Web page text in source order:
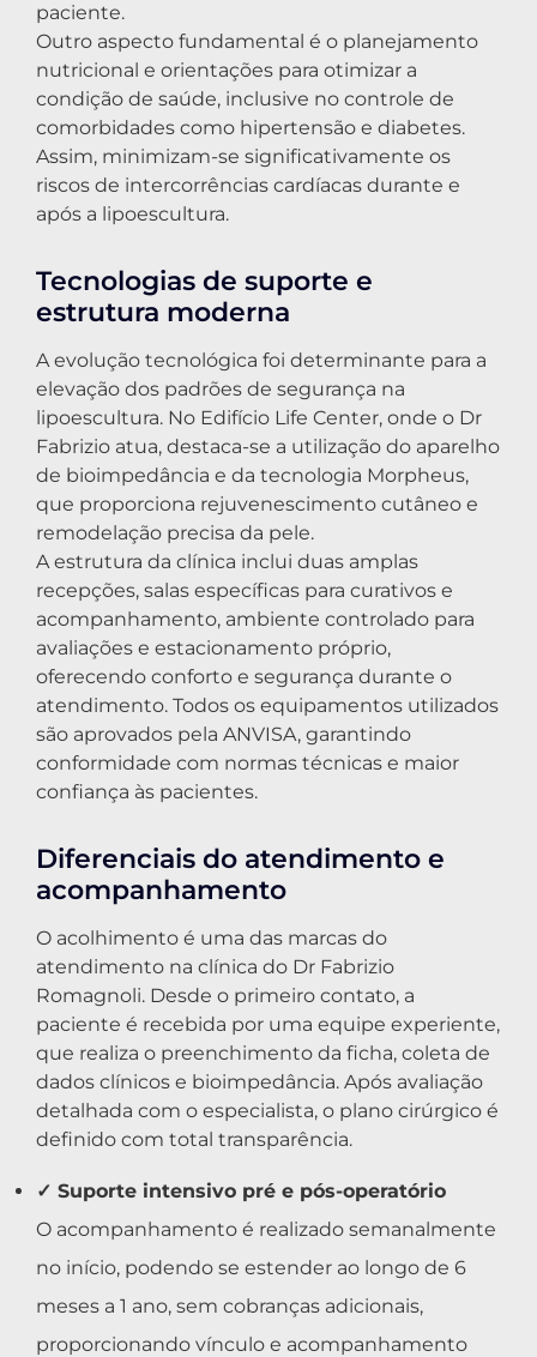
paciente.
Outro aspecto fundamental é o planejamento
nutricional e orientações para otimizar a
condição de saúde, inclusive no controle de
comorbidades como hipertensão e diabetes.
Assim, minimizam-se significativamente os
riscos de intercorrências cardíacas durante e
após a lipoescultura.
Tecnologias de suporte e
estrutura moderna
A evolução tecnológica foi determinante para a
elevação dos padrões de segurança na
lipoescultura. No Edifício Life Center, onde o Dr
Fabrizio atua, destaca-se a utilização do aparelho
de bioimpedância e da tecnologia Morpheus,
que proporciona rejuvenescimento cutâneo e
remodelação precisa da pele.
A estrutura da clínica inclui duas amplas
recepções, salas específicas para curativos e
acompanhamento, ambiente controlado para
avaliações e estacionamento próprio,
oferecendo conforto e segurança durante o
atendimento. Todos os equipamentos utilizados
são aprovados pela ANVISA, garantindo
conformidade com normas técnicas e maior
confiança às pacientes.
Diferenciais do atendimento e
acompanhamento
O acolhimento é uma das marcas do
atendimento na clínica do Dr Fabrizio
Romagnoli. Desde o primeiro contato, a
paciente é recebida por uma equipe experiente,
que realiza o preenchimento da ficha, coleta de
dados clínicos e bioimpedância. Após avaliação
detalhada com o especialista, o plano cirúrgico é
definido com total transparência.
✓ Suporte intensivo pré e pós-operatório
O acompanhamento é realizado semanalmente
no início, podendo se estender ao longo de 6
meses a 1 ano, sem cobranças adicionais,
proporcionando vínculo e acompanhamento